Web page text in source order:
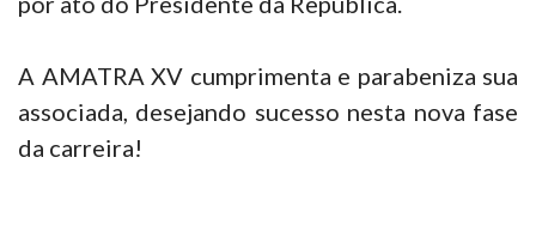
A AMATRA XV cumprimenta e parabeniza sua
associada, desejando sucesso nesta nova fase
da carreira!